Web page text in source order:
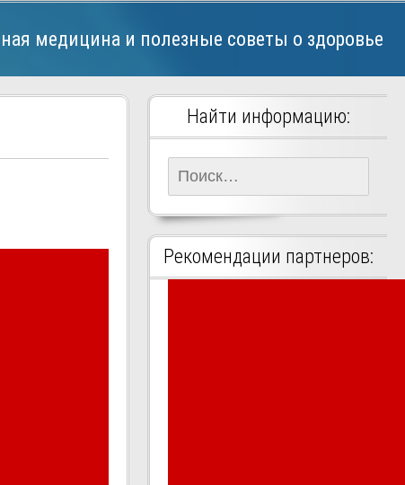
медицина и полезные советы о здоровье
Найти информацию:
Рекомендации партнеров: